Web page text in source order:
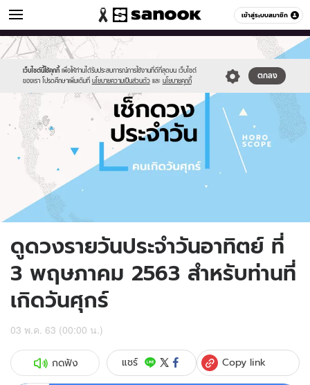
เข้าสู่ระบบสมาชิก
ดูดวง หมวดอื่นๆ
เว็บไซต์นี้ใช้คุกกี้ เพื่อให้ท่านได้รับประสบการณ์การใช้งานที่ดีที่สุดบน เว็บไซต์
ของเรา โปรดศึกษาเพิ่มเติมที่ นโยบายความเป็นส่วนตัว และ นโยบายคุกกี้
ตกลง
Sanook
//s.isanook.com/sr/0/images/logo-
new-
sanook.png
600
60
//s.isanook.com/ho/0/ud/fxd/day/daily-
horoscope-
friday.jpg
ดูดวงรายวันประจำวันอาทิตย์ ที่
3 พฤษภาคม 2563 สำหรับท่านที่
เกิดวันศุกร์
03 พ.ค. 63 (00:00 น.)
กดฟัง แชร์ Copy link